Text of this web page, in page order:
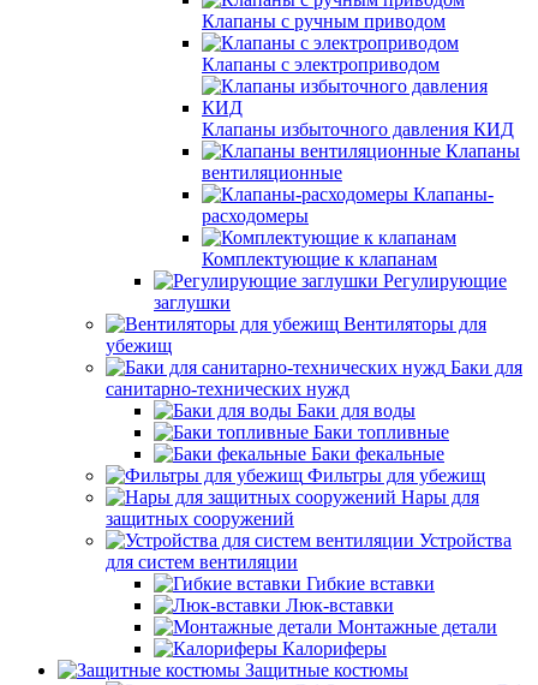
Клапаны с ручным приводом
Клапаны с электроприводом
Клапаны избыточного давления КИД
Клапаны
вентиляционные
Клапаны-
расходомеры
Комплектующие к клапанам
Регулирующие
заглушки
Вентиляторы для
убежищ
Баки для
санитарно-технических нужд
Баки для воды
Баки топливные
Баки фекальные
Фильтры для убежищ
Нары для
защитных сооружений
Устройства
для систем вентиляции
Гибкие вставки
Люк-вставки
Монтажные детали
Калориферы
Защитные костюмы